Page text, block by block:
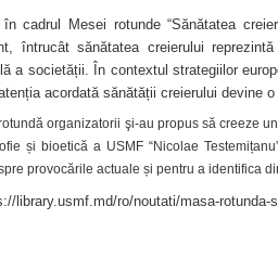
cadrul Mesei rotunde “Sănătatea
întrucât sănătatea creierului
a societății. În contextul strategiilor
acordată sănătății creierului devine
organizatorii şi-au propus să creeze
și bioetică a USMF “Nicolae
provocările actuale și pentru a identifica
library.usmf.md/ro/noutati/masa-